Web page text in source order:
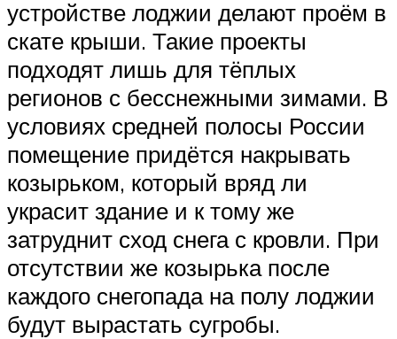
устройстве лоджии делают проём в
скате крыши. Такие проекты
подходят лишь для тёплых
регионов с бесснежными зимами. В
условиях средней полосы России
помещение придётся накрывать
козырьком, который вряд ли
украсит здание и к тому же
затруднит сход снега с кровли. При
отсутствии же козырька после
каждого снегопада на полу лоджии
будут вырастать сугробы.